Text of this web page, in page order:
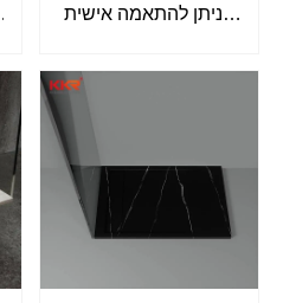
הניתן להתאמה אישית